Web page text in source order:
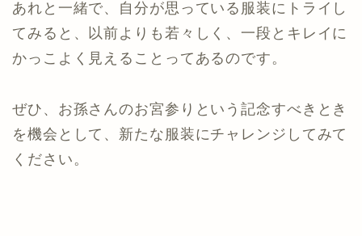
あれと一緒で、自分が思っている服装にトライし
てみると、以前よりも若々しく、一段とキレイに
かっこよく見えることってあるのです。
ぜひ、お孫さんのお宮参りという記念すべきとき
を機会として、新たな服装にチャレンジしてみて
ください。